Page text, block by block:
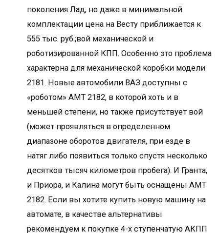
поколения Лад, но даже в минимальной
комплектации цена на Весту приближается к
555 тыс. руб.;вой механической и
роботизированной КПП. Особенно это проблема
характерна для механической коробки модели
2181. Новые автомобили ВАЗ доступны с
«роботом» АМТ 2182, в которой хоть и в
меньшей степени, но также присутствует вой
(может проявляться в определенном
диапазоне оборотов двигателя, при езде в
натяг либо появиться только спустя несколько
десятков тысяч километров пробега). И Гранта,
и Приора, и Калина могут быть оснащены АМТ
2182. Если вы хотите купить новую машину на
автомате, в качестве альтернативы
рекомендуем к покупке 4-х ступенчатую АКПП